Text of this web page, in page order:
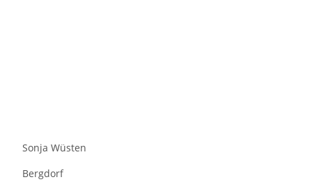
Sonja Wüsten
Bergdorf